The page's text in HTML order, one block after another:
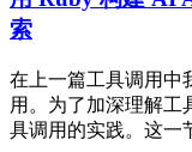
索
在上一篇工具调用中
用。为了加深理解工
具调用的实践。这一